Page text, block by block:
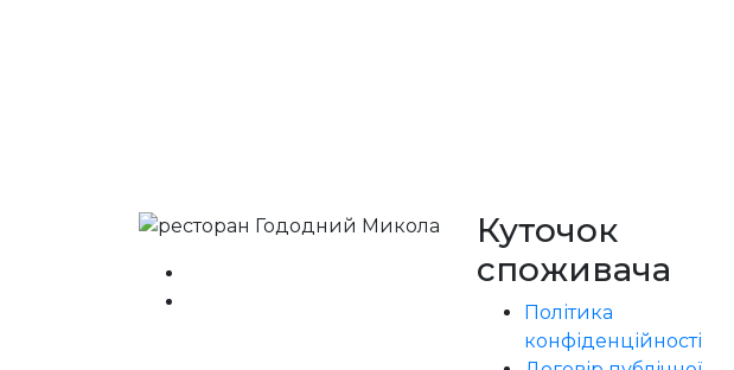
Куточок
споживача
Політика
конфіденційності